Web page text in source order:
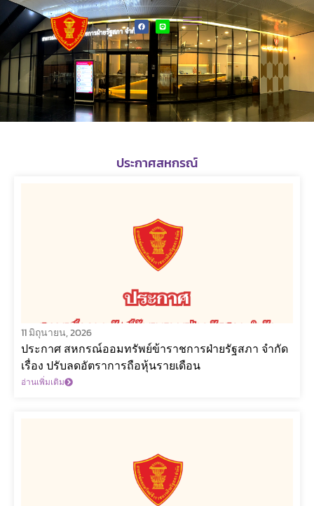
ประกาศสหกรณ์
11 มิถุนายน, 2026
ประกาศ สหกรณ์ออมทรัพย์ข้าราชการฝ่ายรัฐสภา จำกัด
เรื่อง ปรับลดอัตราการถือหุ้นรายเดือน
อ่านเพิ่มเติม